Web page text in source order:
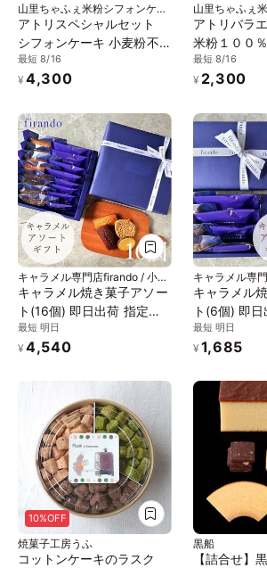
山里ちゃふぇ米粉シフォンケー
キの店 アトリ
アトリスペシャルセット
シフォンケーキ 小麦粉不
使用 米粉
最短 8/16
¥ 4,300
山里ちゃふぇ
キの店 アトリ
アトリバラ
米粉１００
使用】シフ
ジャム ラス
最短 8/16
¥ 2,300
キャラメル専門店firando / 小値
賀地域ブランド製作所株式会社
キャラメル焼き菓子アソー
ト(16個) 即日出荷 指定日
可 夏ギフト ギフト おしゃ
れ 焼き菓子 個包装 お中元
最短 明日
¥ 4,540
キャラメル専
賀地域ブラン
キャラメル
ト(6個) 即日出荷 指定日可
夏ギフト ギ
焼き菓子 個
最短 明日
¥ 1,685
10%OFF
焼菓子工房うふ
コットンケーキのラスク
黒船
【詰合せ】